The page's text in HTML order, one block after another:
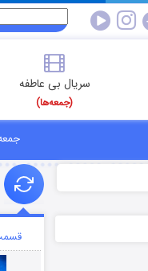
سریال بی عاطفه
(جمعه‌ها)
جمعه ۱۶ مرداد